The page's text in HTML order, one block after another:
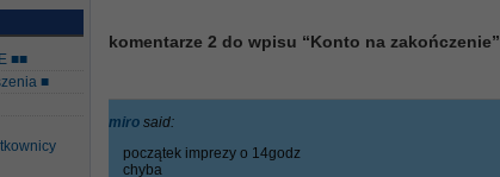
■■
■
komentarze 2 do wpisu “Konto na zakończenie”
miro said:
początek imprezy o 14godz
chyba